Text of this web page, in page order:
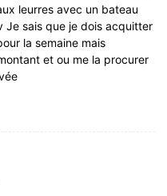
leurres avec un bateau
Je sais que je dois acquitter
la semaine mais
et ou me la procurer